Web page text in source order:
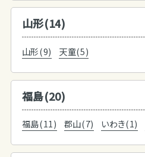
山形(14)
山形(9) 天童(5)
福島(20)
福島(11) 郡山(7) いわき(1)